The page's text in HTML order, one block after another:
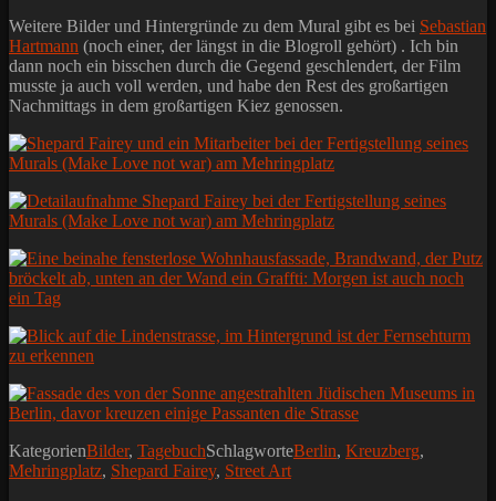
Weitere Bilder und Hintergründe zu dem Mural gibt es bei Sebastian
Hartmann (noch einer, der längst in die Blogroll gehört) . Ich bin
dann noch ein bisschen durch die Gegend geschlendert, der Film
musste ja auch voll werden, und habe den Rest des großartigen
Nachmittags in dem großartigen Kiez genossen.
KategorienBilder, TagebuchSchlagworteBerlin, Kreuzberg,
Mehringplatz, Shepard Fairey, Street Art